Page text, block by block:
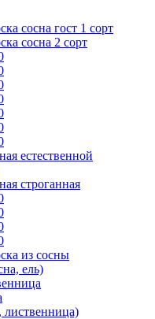
сосна гост 1 сорт
сосна 2 сорт
естественной
строганная
из сосны
ель)
лиственница)